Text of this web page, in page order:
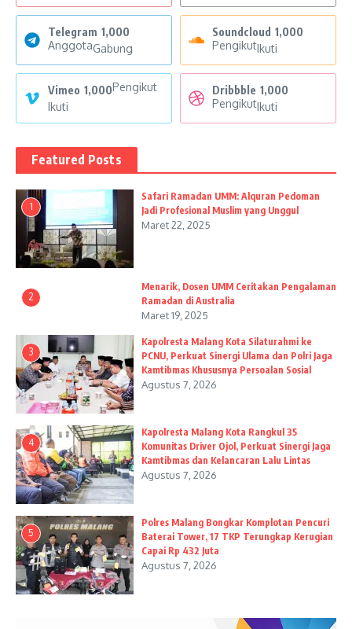
Telegram 1,000
AnggotaGabung
Soundcloud 1,000
PengikutIkuti
Vimeo 1,000Pengikut
Ikuti
Dribbble 1,000
PengikutIkuti
Featured Posts
1
Safari Ramadan UMM: Alquran Pedoman
Jadi Profesional Muslim yang Unggul
Maret 22, 2025
2
Menarik, Dosen UMM Ceritakan Pengalaman
Ramadan di Australia
Maret 19, 2025
3
Kapolresta Malang Kota Silaturahmi ke
PCNU, Perkuat Sinergi Ulama dan Polri Jaga
Kamtibmas Khususnya Persoalan Sosial
Agustus 7, 2026
4
Kapolresta Malang Kota Rangkul 35
Komunitas Driver Ojol, Perkuat Sinergi Jaga
Kamtibmas dan Kelancaran Lalu Lintas
Agustus 7, 2026
5
Polres Malang Bongkar Komplotan Pencuri
Baterai Tower, 17 TKP Terungkap Kerugian
Capai Rp 432 Juta
Agustus 7, 2026